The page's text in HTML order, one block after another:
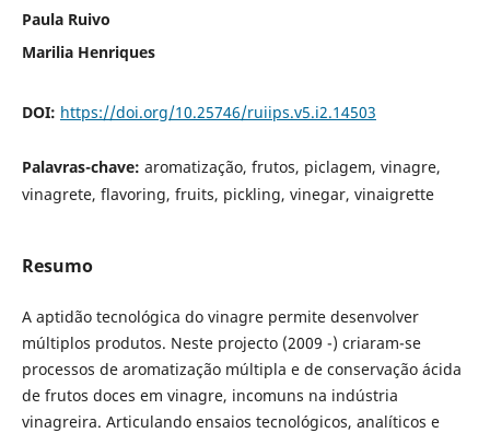
Paula Ruivo
Marilia Henriques
DOI: https://doi.org/10.25746/ruiips.v5.i2.14503
Palavras-chave: aromatização, frutos, piclagem, vinagre,
vinagrete, flavoring, fruits, pickling, vinegar, vinaigrette
Resumo
A aptidão tecnológica do vinagre permite desenvolver
múltiplos produtos. Neste projecto (2009 -) criaram-se
processos de aromatização múltipla e de conservação ácida
de frutos doces em vinagre, incomuns na indústria
vinagreira. Articulando ensaios tecnológicos, analíticos e